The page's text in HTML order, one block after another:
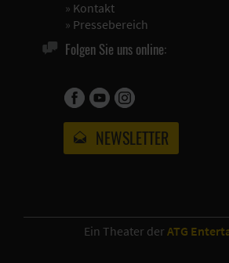
» Kontakt
» Pressebereich
Folgen Sie uns online:
NEWSLETTER
Ein Theater der ATG